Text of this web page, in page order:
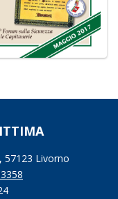
57123 Livorno